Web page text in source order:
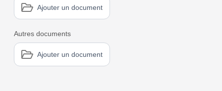
Ajouter un document
Autres documents
Ajouter un document